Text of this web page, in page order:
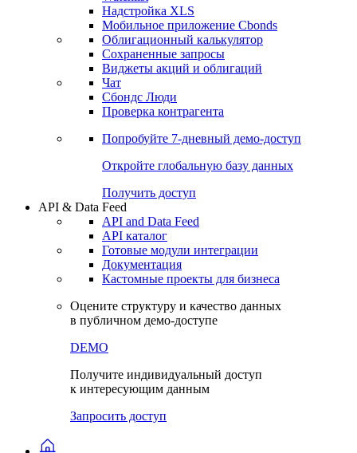
Получить доступ
Инструментарий
Портфель
Watchlist
Надстройка XLS
Мобильное приложение Cbonds
Облигационный калькулятор
Сохраненные запросы
Чат
Проверка контрагента
Попробуйте7-дневный
Откройте глобальную базу данных
Получить доступ
API & Data Feed
API and Data Feed
Готовые модули интеграции
Документация
в публичном демо-доступе